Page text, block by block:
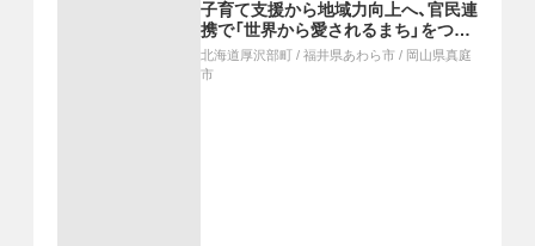
子育て支援から地域力向上へ、官民連
携で「世界から愛されるまち」をつく
る、デジタル地域通貨による地域活性
化
北海道厚沢部町 / 福井県あわら市 / 岡山県真庭
市